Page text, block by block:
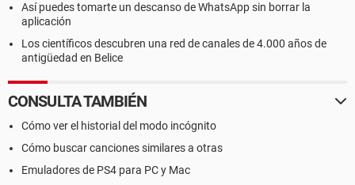
Así puedes tomarte un descanso de WhatsApp sin borrar la
aplicación
Los científicos descubren una red de canales de 4.000 años de
antigüedad en Belice
CONSULTA TAMBIÉN
Cómo ver el historial del modo incógnito
Cómo buscar canciones similares a otras
Emuladores de PS4 para PC y Mac